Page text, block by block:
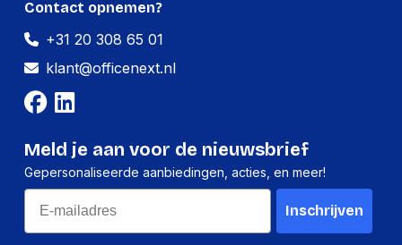
Hoeveelheid:
Breedte:
Hoogte:
Gewicht:
-
Contact opnemen?
+31 20 308 65 01
klant@officenext.nl
Meld je aan voor de nieuwsbrief
Gepersonaliseerde aanbiedingen, acties, en meer!
Email
Inschrijven